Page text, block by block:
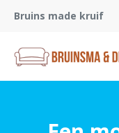
Bruins made kruif